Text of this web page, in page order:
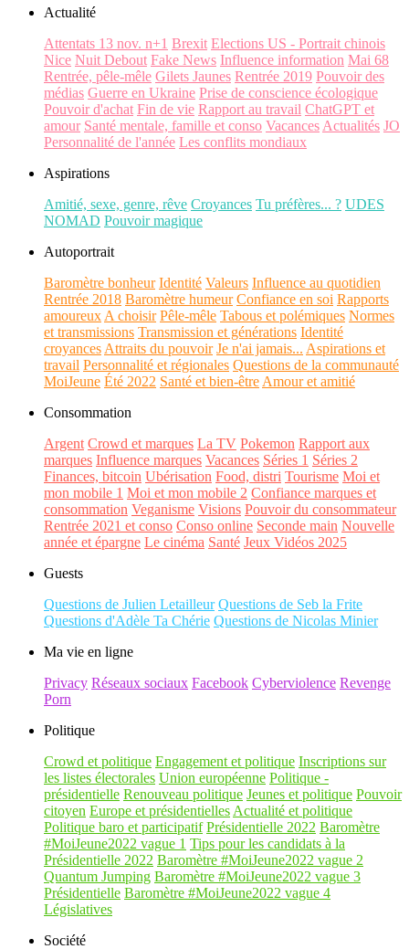
Actualité
Attentats 13 nov. n+1 Brexit Elections US - Portrait chinois
Nice Nuit Debout Fake News Influence information Mai 68
Rentrée, pêle-mêle Gilets Jaunes Rentrée 2019 Pouvoir des
médias Guerre en Ukraine Prise de conscience écologique
Pouvoir d'achat Fin de vie Rapport au travail ChatGPT et
amour Santé mentale, famille et conso Vacances Actualités JO
Personnalité de l'année Les conflits mondiaux
Aspirations
Amitié, sexe, genre, rêve Croyances Tu préfères... ? UDES
NOMAD Pouvoir magique
Autoportrait
Baromètre bonheur Identité Valeurs Influence au quotidien
Rentrée 2018 Baromètre humeur Confiance en soi Rapports
amoureux A choisir Pêle-mêle Tabous et polémiques Normes
et transmissions Transmission et générations Identité
croyances Attraits du pouvoir Je n'ai jamais... Aspirations et
travail Personnalité et régionales Questions de la communauté
MoiJeune Été 2022 Santé et bien-être Amour et amitié
Consommation
Argent Crowd et marques La TV Pokemon Rapport aux
marques Influence marques Vacances Séries 1 Séries 2
Finances, bitcoin Ubérisation Food, distri Tourisme Moi et
mon mobile 1 Moi et mon mobile 2 Confiance marques et
consommation Veganisme Visions Pouvoir du consommateur
Rentrée 2021 et conso Conso online Seconde main Nouvelle
année et épargne Le cinéma Santé Jeux Vidéos 2025
Guests
Questions de Julien Letailleur Questions de Seb la Frite
Questions d'Adèle Ta Chérie Questions de Nicolas Minier
Ma vie en ligne
Privacy Réseaux sociaux Facebook Cyberviolence Revenge
Porn
Politique
Crowd et politique Engagement et politique Inscriptions sur
les listes électorales Union européenne Politique -
présidentielle Renouveau politique Jeunes et politique Pouvoir
citoyen Europe et présidentielles Actualité et politique
Politique baro et participatif Présidentielle 2022 Baromètre
#MoiJeune2022 vague 1 Tips pour les candidats à la
Présidentielle 2022 Baromètre #MoiJeune2022 vague 2
Quantum Jumping Baromètre #MoiJeune2022 vague 3
Présidentielle Baromètre #MoiJeune2022 vague 4
Législatives
Société